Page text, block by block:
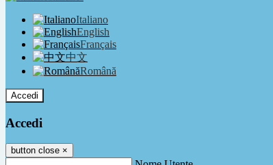
Italiano
English
Français
中文
Română
Accedi
Accedi
button close ×